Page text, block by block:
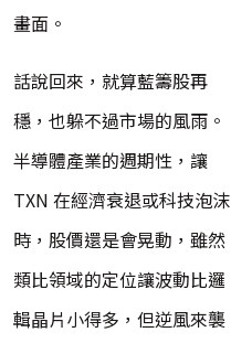
畫面。
話說回來，就算藍籌股再
穩，也躲不過市場的風雨。
半導體產業的週期性，讓
TXN 在經濟衰退或科技泡沫
時，股價還是會晃動，雖然
類比領域的定位讓波動比邏
輯晶片小得多，但逆風來襲